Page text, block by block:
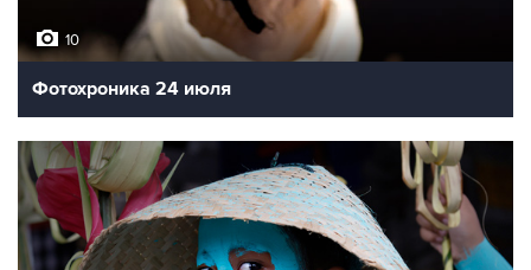
10
Фотохроника 24 июля